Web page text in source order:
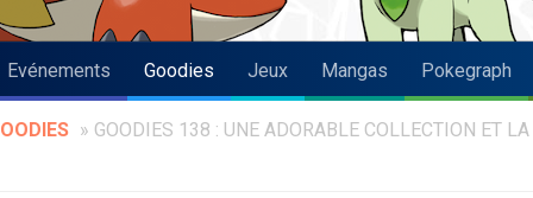
Evénements Goodies Jeux Mangas Pokegraph
» GOODIES 138 : UNE ADORABLE COLLECTION ET